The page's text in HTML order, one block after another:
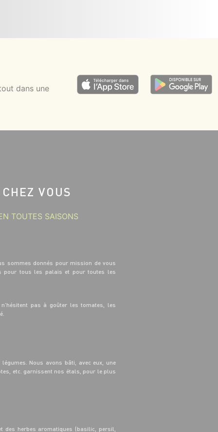
dans une
VOUS
TOUTES SAISONS
sommes donnés pour mission de vous
pour tous les palais et pour toutes les
pas à goûter les tomates, les
Nous avons bâti, avec eux, une
etc. garnissent nos étals, pour le plus
herbes aromatiques (basilic, persil,